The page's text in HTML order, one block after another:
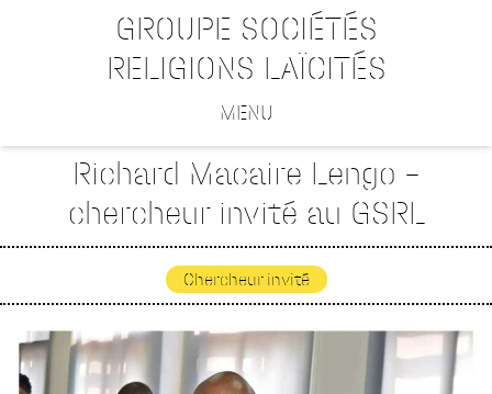
GROUPE SOCIÉTÉS
RELIGIONS LAÏCITÉS
MENU
Richard Macaire Lengo –
chercheur invité au GSRL
Chercheur invité